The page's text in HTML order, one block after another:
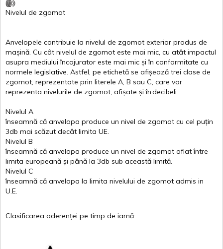
Nivelul de zgomot
Anvelopele contribuie la nivelul de zgomot exterior produs de
mașină. Cu cât nivelul de zgomot este mai mic, cu atât impactul
asupra mediului încojurator este mai mic și în conformitate cu
normele legislative. Astfel, pe etichetă se afișează trei clase de
zgomot, reprezentate prin literele A, B sau C, care vor
reprezenta nivelurile de zgomot, afișate și îndecibeli.
Nivelul A
înseamnă că anvelopa produce un nivel de zgomot cu cel puțin
3db mai scăzut decât limita UE.
Nivelul B
înseamnă că anvelopa produce un nivel de zgomot aflat între
limita europeană și până la 3db sub această limită.
Nivelul C
înseamnă că anvelopa la limita nivelului de zgomot admis in
U.E.
Clasificarea aderenței pe timp de iarnă: